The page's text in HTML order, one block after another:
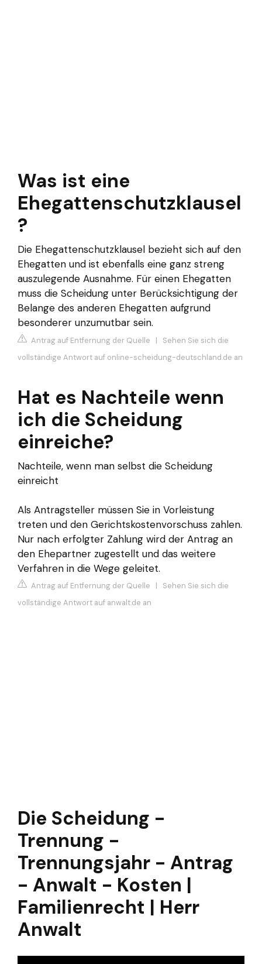
Was ist eine
Ehegattenschutzklausel
?
Die Ehegattenschutzklausel bezieht sich auf den
Ehegatten und ist ebenfalls eine ganz streng
auszulegende Ausnahme. Für einen Ehegatten
muss die Scheidung unter Berücksichtigung der
Belange des anderen Ehegatten aufgrund
besonderer unzumutbar sein.
Antrag auf Entfernung der Quelle | Sehen Sie sich die
vollständige Antwort auf online-scheidung-deutschland.de an
Hat es Nachteile wenn
ich die Scheidung
einreiche?
Nachteile, wenn man selbst die Scheidung
einreicht
Als Antragsteller müssen Sie in Vorleistung
treten und den Gerichtskostenvorschuss zahlen.
Nur nach erfolgter Zahlung wird der Antrag an
den Ehepartner zugestellt und das weitere
Verfahren in die Wege geleitet.
Antrag auf Entfernung der Quelle | Sehen Sie sich die
vollständige Antwort auf anwalt.de an
Die Scheidung -
Trennung -
Trennungsjahr - Antrag
- Anwalt - Kosten |
Familienrecht | Herr
Anwalt